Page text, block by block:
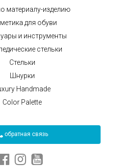
материалу-изделию
для обуви
и инструменты
стельки
Стельки
Шнурки
Handmade
Color Palette
обратная связь